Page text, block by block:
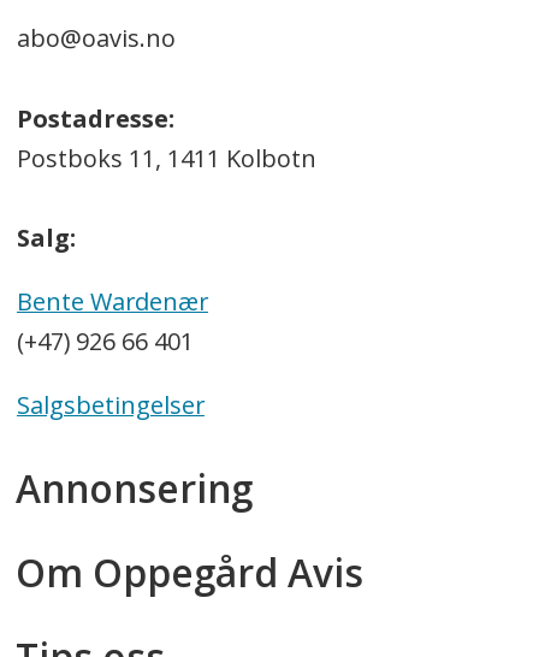
abo@oavis.no
Postadresse:
Postboks 11, 1411 Kolbotn
Salg:
Bente Wardenær
(+47) 926 66 401
Salgsbetingelser
Annonsering
Om Oppegård Avis